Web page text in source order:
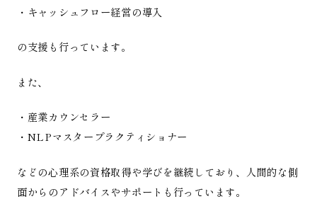
・キャッシュフロー経営の導入
の支援も行っています。
また、
・産業カウンセラー
・NLPマスタープラクティショナー
などの心理系の資格取得や学びを継続しており、人間的な側
面からのアドバイスやサポートも行っています。